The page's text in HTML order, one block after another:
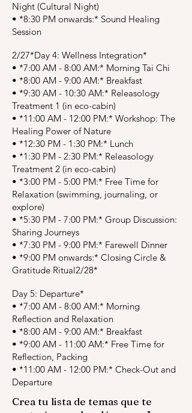
Night (Cultural Night)
•⁠ ⁠*8:30 PM onwards:* Sound Healing
Session
2/27*Day 4: Wellness Integration*
•⁠ ⁠*7:00 AM - 8:00 AM:* Morning Tai Chi
•⁠ ⁠*8:00 AM - 9:00 AM:* Breakfast
•⁠ ⁠*9:30 AM - 10:30 AM:* Releasology
Treatment 1 (in eco-cabin)
•⁠ ⁠*11:00 AM - 12:00 PM:* Workshop: The
Healing Power of Nature
•⁠ ⁠*12:30 PM - 1:30 PM:* Lunch
•⁠ ⁠*1:30 PM - 2:30 PM:* Releasology
Treatment 2 (in eco-cabin)
•⁠ ⁠*3:00 PM - 5:00 PM:* Free Time for
Relaxation (swimming, journaling, or
explore)
•⁠ ⁠*5:30 PM - 7:00 PM:* Group Discussion:
Sharing Journeys
•⁠ ⁠*7:30 PM - 9:00 PM:* Farewell Dinner
•⁠ ⁠*9:00 PM onwards:* Closing Circle &
Gratitude Ritual2/28*
Day 5: Departure*
•⁠ ⁠*7:00 AM - 8:00 AM:* Morning
Reflection and Relaxation
•⁠ ⁠*8:00 AM - 9:00 AM:* Breakfast
•⁠ ⁠*9:00 AM - 11:00 AM:* Free Time for
Reflection, Packing
•⁠ ⁠*11:00 AM - 12:00 PM:* Check-Out and
Departure
Crea tu lista de temas que te